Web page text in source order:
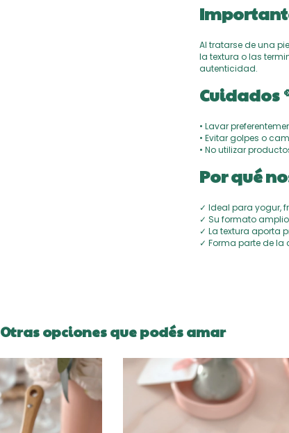
Al tratarse de una
la textura o las
autenticidad.
Cuidados
• Lavar
• Evitar golpes o
• No utilizar
Por qué
✓ Ideal para yogur,
✓ Su formato
✓ La textura aporta
✓ Forma parte de la
Otras opciones que podés amar